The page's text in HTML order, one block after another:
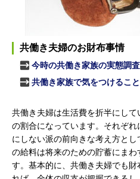
共働き夫婦のお財布事情
今時の共働き家族の実態調査
共働き家族で気をつけること
共働き夫婦は生活費を折半にし
の割合になっています。それぞ
にしない派の前向きな考え方と
の給料は将来のための貯蓄にま
す。基本的に、共働き夫婦でも